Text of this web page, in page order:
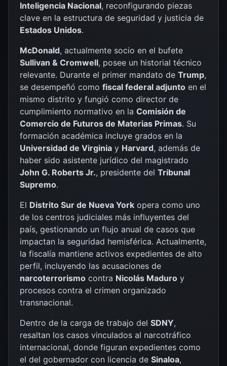
Inteligencia Nacional, reconfigurando piezas
clave en la estructura de seguridad y justicia de
Estados Unidos.
McDonald, actualmente socio en el bufete
Sullivan & Cromwell, posee un historial técnico
relevante. Durante el primer mandato de Trump,
se desempeñó como fiscal federal adjunto en el
mismo distrito y fungió como director de
cumplimiento normativo en la Comisión de
Comercio de Futuros de Materias Primas. Su
formación académica incluye grados en la
Universidad de Virginia y Harvard, además de
haber sido asistente jurídico del magistrado
John G. Roberts Jr., presidente del Tribunal
Supremo.
El Distrito Sur de Nueva York opera como uno
de los centros judiciales más influyentes del
país, gestionando un flujo anual de casos que
impactan la seguridad hemisférica. Actualmente,
la fiscalía mantiene activos expedientes de alto
perfil, incluyendo las acusaciones de
narcoterrorismo contra Nicolás Maduro y
procesos contra el crimen organizado
transnacional.
Dentro de la carga de trabajo del SDNY,
resaltan los casos vinculados al narcotráfico
internacional, donde figuran expedientes como
el del gobernador con licencia de Sinaloa,